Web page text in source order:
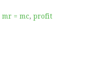
mr = mc, profit